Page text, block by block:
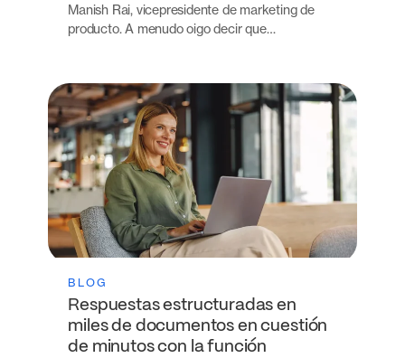
Manish Rai, vicepresidente de marketing de
producto. A menudo oigo decir que…
BLOG
Respuestas estructuradas en
miles de documentos en cuestión
de minutos con la función